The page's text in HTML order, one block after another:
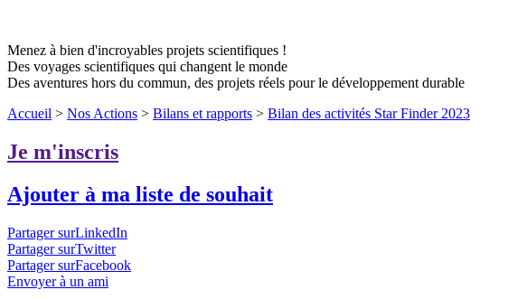
Menez à bien d'incroyables projets scientifiques !
Des voyages scientifiques qui changent le monde
Des aventures hors du commun, des projets réels pour le développement durable
Accueil > Nos Actions > Bilans et rapports > Bilan des activités Star Finder 2023
Je m'inscris
Ajouter à ma liste de souhait
Partager surLinkedIn
Partager surTwitter
Partager surFacebook
Envoyer à un ami